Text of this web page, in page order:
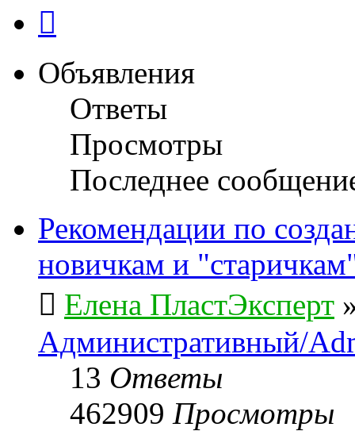
Объявления
Ответы
Просмотры
Последнее
Рекомендации по
новичкам и
Елена ПластЭксперт
Административный/
13 Ответы
462909 Просмотры